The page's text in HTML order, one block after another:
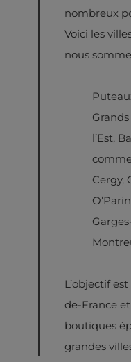
nombreux
Voici les
nous
l’Est,
Cergy,
L’objectif
de-France
boutiques
grandes